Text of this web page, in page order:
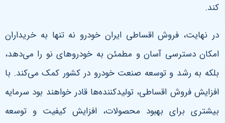
کند.
در نهایت، فروش اقساطی ایران خودرو نه تنها به خریداران
امکان دسترسی آسان و مطمئن به خودروهای نو را می‌دهد،
بلکه به رشد و توسعه صنعت خودرو در کشور کمک می‌کند. با
افزایش فروش اقساطی، تولیدکننده‌ها قادر خواهند بود سرمایه
بیشتری برای بهبود محصولات، افزایش کیفیت و توسعه